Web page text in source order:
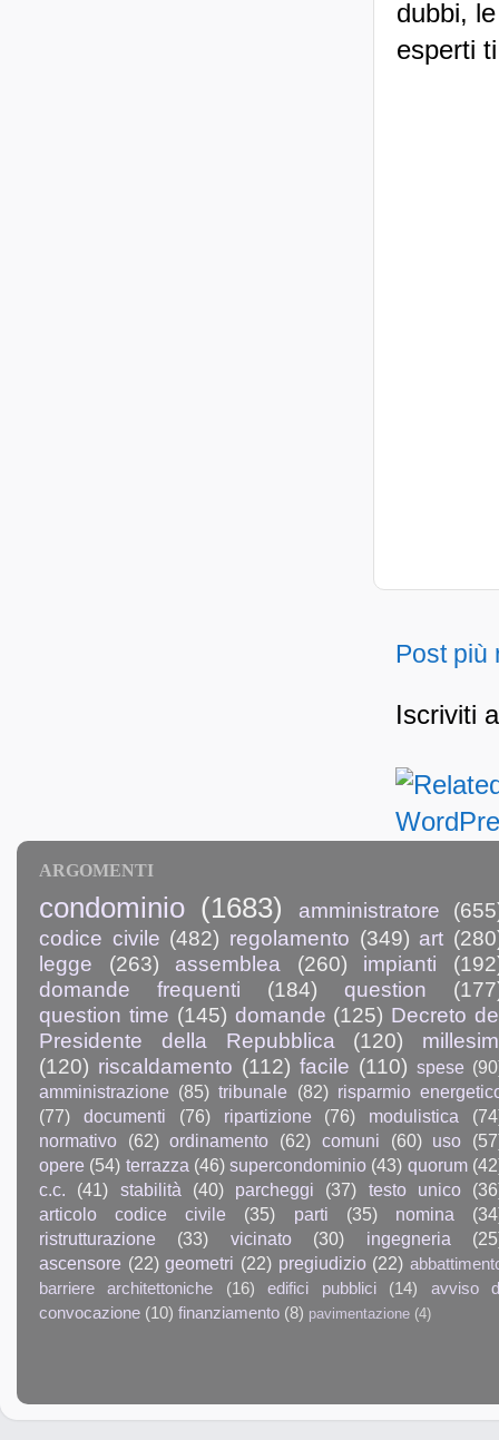
dubbi,
esperti
Post più
Iscriviti
ARGOMENTI
condominio (1683) amministratore
codice civile (482) regolamento (349) art
legge
(263) assemblea (260) impianti
domande frequenti
(184) question
question time (145) domande (125) Decreto
Presidente della Repubblica
(120)
(120) riscaldamento (112) facile (110) spese
amministrazione (85) tribunale (82) risparmio
(77)
documenti (76) ripartizione (76) modulistica
normativo
(62) ordinamento (62) comuni (60) uso
opere (54) terrazza (46) supercondominio (43) quorum
c.c.
(41) stabilità (40) parcheggi (37) testo unico
articolo codice civile
(35) parti (35) nomina
ristrutturazione
(33) vicinato (30) ingegneria
ascensore (22) geometri (22) pregiudizio (22)
barriere architettoniche
(16) edifici pubblici (14)
avviso
convocazione (10) finanziamento (8) pavimentazione (4)